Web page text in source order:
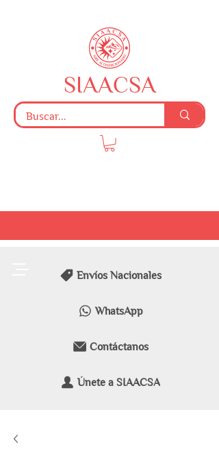
Envíos Nacionales
WhatsApp
Contáctanos
Únete a SIAACSA
SIAACSA